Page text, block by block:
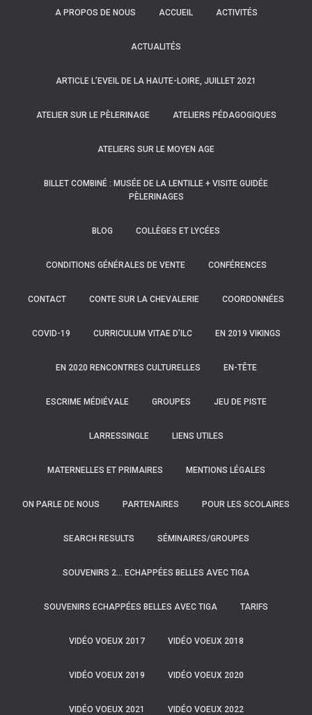
A PROPOS DE NOUS ACCUEIL ACTIVITÉS
ACTUALITÉS
ARTICLE L’EVEIL DE LA HAUTE-LOIRE, JUILLET 2021
ATELIER SUR LE PÈLERINAGE ATELIERS PÉDAGOGIQUES
ATELIERS SUR LE MOYEN AGE
BILLET COMBINÉ : MUSÉE DE LA LENTILLE + VISITE GUIDÉE
PÈLERINAGES
BLOG COLLÈGES ET LYCÉES
CONDITIONS GÉNÉRALES DE VENTE CONFÉRENCES
CONTACT CONTE SUR LA CHEVALERIE COORDONNÉES
COVID-19 CURRICULUM VITAE D’ILC EN 2019 VIKINGS
EN 2020 RENCONTRES CULTURELLES EN-TÊTE
ESCRIME MÉDIÉVALE GROUPES JEU DE PISTE
LARRESSINGLE LIENS UTILES
MATERNELLES ET PRIMAIRES MENTIONS LÉGALES
ON PARLE DE NOUS PARTENAIRES POUR LES SCOLAIRES
SEARCH RESULTS SÉMINAIRES/GROUPES
SOUVENIRS 2… ECHAPPÉES BELLES AVEC TIGA
SOUVENIRS ECHAPPÉES BELLES AVEC TIGA TARIFS
VIDÉO VOEUX 2017 VIDÉO VOEUX 2018
VIDÉO VOEUX 2019 VIDÉO VOEUX 2020
VIDÉO VOEUX 2021 VIDÉO VOEUX 2022